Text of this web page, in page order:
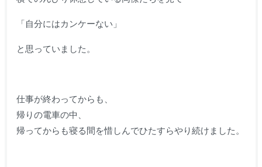
「自分にはカンケーない」
と思っていました。
仕事が終わってからも、
帰りの電車の中、
帰ってからも寝る間を惜しんでひたすらやり続けました。